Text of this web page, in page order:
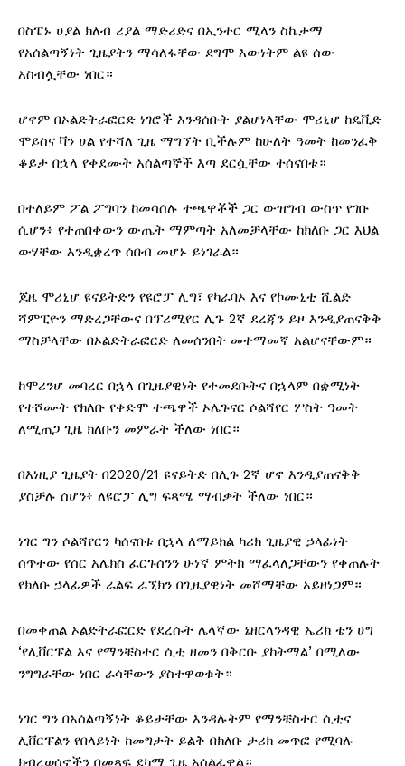
በስፔኑ ሀያል ክለብ ሪያል ማድሪድና በኢንተር ሚላን ስኬታማ
የአሰልጣኝነት ጊዜያትን ማሳለፋቸው ደግሞ እውነትም ልዩ ሰው
አስብሏቸው ነበር።
ሆኖም በኦልድትራፎርድ ነገሮች እንዳሰቡት ያልሆነላቸው ሞሪኒሆ ከዴቪድ
ሞይስና ቫን ሀል የተሻለ ጊዜ ማግኘት ቢችሉም ከሁለት ዓመት ከመንፈቅ
ቆይታ በኋላ የቀደሙት አሰልጣኞች እጣ ደርሷቸው ተሰናበቱ።
በተለይም ፖል ፖግባን ከመሳሰሉ ተጫዋቾች ጋር ውዝግብ ውስጥ የገቡ
ሲሆን፥ የተጠበቀውን ውጤት ማምጣት አለመቻላቸው ከክለቡ ጋር እህል
ውሃቸው እንዲቋረጥ ሰበብ መሆኑ ይነገራል።
ጆዜ ሞሪኒሆ ዩናይትድን የዩሮፓ ሊግ፣ የካራባኦ እና የኮሙኒቲ ሺልድ
ሻምፒዮን ማድረጋቸውና በፕሪሚየር ሊጉ 2ኛ ደረጃን ይዞ እንዲያጠናቅቅ
ማስቻላቸው በኦልድትራፎርድ ለመሰንበት መተማመኛ አልሆናቸውም።
ከሞሪንሆ መባረር በኋላ በጊዜያዊነት የተመደቡትና በኋላም በቋሚነት
የተሾሙት የክለቡ የቀድሞ ተጫዋች ኦሌጉናር ሶልሻየር ሦስት ዓመት
ለሚጠጋ ጊዜ ክለቡን መምራት ችለው ነበር።
በእነዚያ ጊዜያት በ2020/21 ዩናይትድ በሊጉ 2ኛ ሆኖ እንዲያጠናቅቅ
ያስቻሉ ሰሆን፥ ለዩሮፓ ሊግ ፍጻሜ ማብቃት ችለው ነበር።
ነገር ግን ሶልሻየርን ካሰናበቱ በኋላ ለማይክል ካሪክ ጊዜያዊ ኃላፊነት
ሰጥተው የሰር አሌክስ ፈርጉሰንን ሁነኛ ምትክ ማፈላለጋቸውን የቀጠሉት
የክለቡ ኃላፊዎች ራልፍ ራኚክን በጊዜያዊነት መሾማቸው አይዘነጋም።
በመቀጠል ኦልድትራፎርድ የደረሱት ሌላኛው ኔዘርላንዳዊ ኤሪክ ቴን ሀግ
‘የሊቨርፑል እና የማንቼስተር ሲቲ ዘመን በቅርቡ ያከትማል’ በሚለው
ንግግራቸው ነበር ራሳቸውን ያስተዋወቁት።
ነገር ግን በአሰልጣኝነት ቆይታቸው እንዳሉትም የማንቼስተር ሲቲና
ሊቨርፑልን የበላይነት ከመግታት ይልቅ በክለቡ ታሪክ መጥፎ የሚባሉ
ክብረወሰኖችን በመጻፍ ደካማ ጊዜ አሰልፈዋል።